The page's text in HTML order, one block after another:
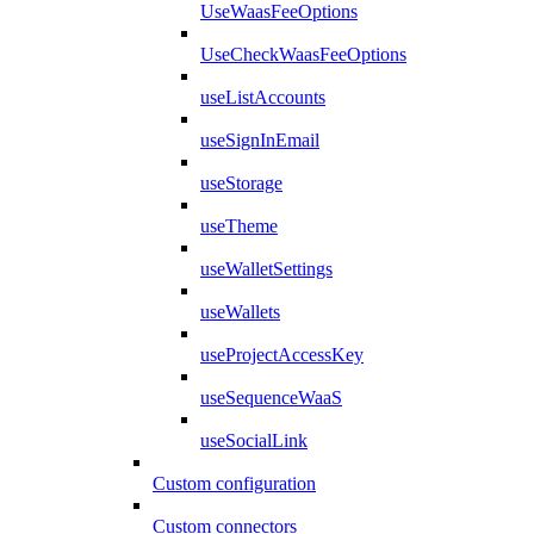
UseWaasFeeOptions
UseCheckWaasFeeOptions
useListAccounts
useSignInEmail
useStorage
useTheme
useWalletSettings
useWallets
useProjectAccessKey
useSequenceWaaS
useSocialLink
Custom configuration
Custom connectors